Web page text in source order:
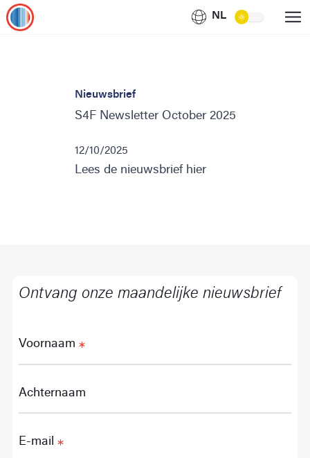
NL
Nieuwsbrief
S4F Newsletter October 2025
12/10/2025
Lees de nieuwsbrief hier
Ontvang onze maandelijke nieuwsbrief
Voornaam
Achternaam
E-mail